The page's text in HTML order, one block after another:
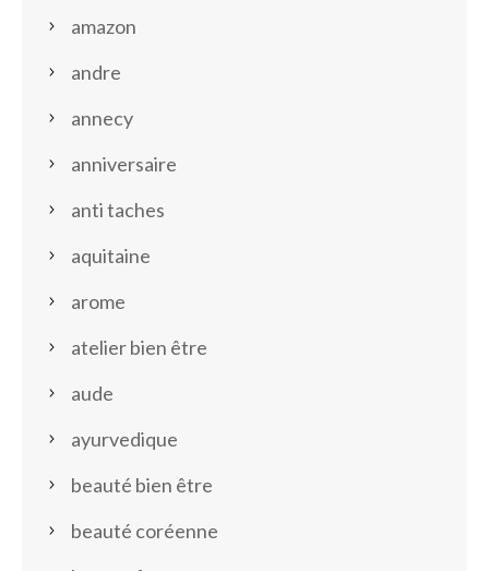
amazon
andre
annecy
anniversaire
anti taches
aquitaine
arome
atelier bien être
aude
ayurvedique
beauté bien être
beauté coréenne